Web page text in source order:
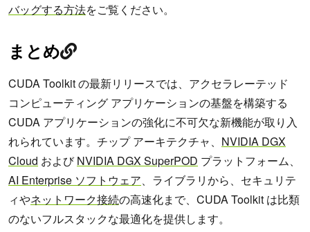
バッグする方法をご覧ください。
まとめ
CUDA Toolkit の最新リリースでは、アクセラレーテッド
コンピューティング アプリケーションの基盤を構築する
CUDA アプリケーションの強化に不可欠な新機能が取り入
れられています。チップ アーキテクチャ、 NVIDIA DGX
Cloud およびNVIDIA DGX SuperPOD プラットフォーム、
AI Enterprise ソフトウェア、ライブラリから、セキュリテ
ィやネットワーク接続の高速化まで、CUDA Toolkit は比類
のないフルスタックな最適化を提供します。